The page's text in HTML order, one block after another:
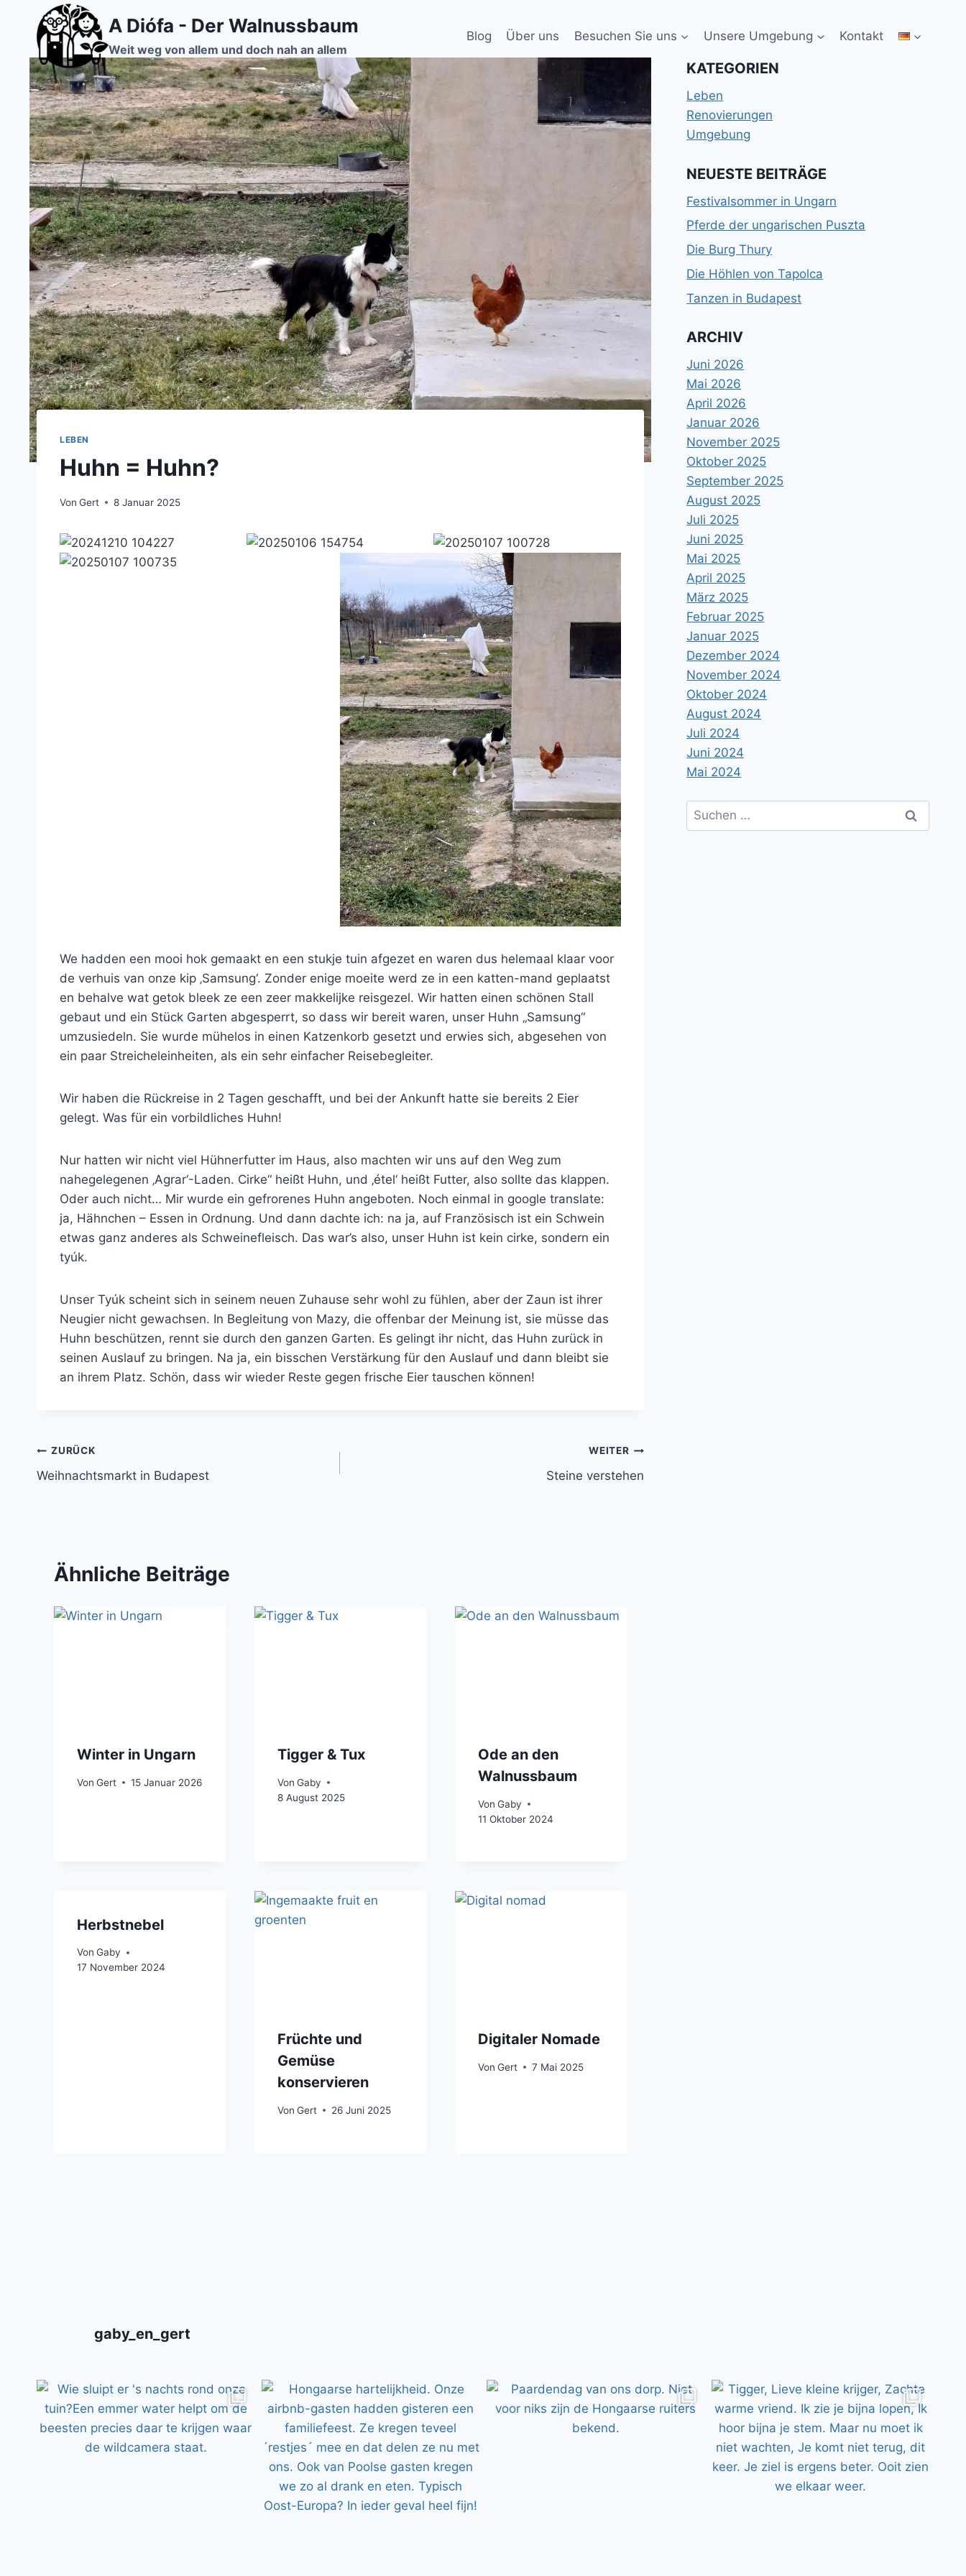
springen
A Diófa - Der Walnussbaum
Weit weg von allem und doch nah an allem
Blog Über uns Besuchen Sie uns Unsere Umgebung Kontakt
LEBEN
Huhn = Huhn?
Von Gert 8 Januar 2025
We hadden een mooi hok gemaakt en een stukje tuin afgezet en waren dus helemaal klaar voor
de verhuis van onze kip ‚Samsung‘. Zonder enige moeite werd ze in een katten-mand geplaatst
en behalve wat getok bleek ze een zeer makkelijke reisgezel. Wir hatten einen schönen Stall
gebaut und ein Stück Garten abgesperrt, so dass wir bereit waren, unser Huhn „Samsung“
umzusiedeln. Sie wurde mühelos in einen Katzenkorb gesetzt und erwies sich, abgesehen von
ein paar Streicheleinheiten, als ein sehr einfacher Reisebegleiter.
Wir haben die Rückreise in 2 Tagen geschafft, und bei der Ankunft hatte sie bereits 2 Eier
gelegt. Was für ein vorbildliches Huhn!
Nur hatten wir nicht viel Hühnerfutter im Haus, also machten wir uns auf den Weg zum
nahegelegenen ‚Agrar‘-Laden. Cirke“ heißt Huhn, und ‚étel‘ heißt Futter, also sollte das klappen.
Oder auch nicht… Mir wurde ein gefrorenes Huhn angeboten. Noch einmal in google translate:
ja, Hähnchen – Essen in Ordnung. Und dann dachte ich: na ja, auf Französisch ist ein Schwein
etwas ganz anderes als Schweinefleisch. Das war’s also, unser Huhn ist kein cirke, sondern ein
tyúk.
Unser Tyúk scheint sich in seinem neuen Zuhause sehr wohl zu fühlen, aber der Zaun ist ihrer
Neugier nicht gewachsen. In Begleitung von Mazy, die offenbar der Meinung ist, sie müsse das
Huhn beschützen, rennt sie durch den ganzen Garten. Es gelingt ihr nicht, das Huhn zurück in
seinen Auslauf zu bringen. Na ja, ein bisschen Verstärkung für den Auslauf und dann bleibt sie
an ihrem Platz. Schön, dass wir wieder Reste gegen frische Eier tauschen können!
Beitragsnavigation
ZURÜCK
Weihnachtsmarkt in Budapest
WEITER
Steine verstehen
Ähnliche Beiträge
Winter in Ungarn
Von Gert 15 Januar 2026
Tigger & Tux
Von Gaby
8 August 2025
Ode an den
Walnussbaum
Von Gaby
11 Oktober 2024
Herbstnebel
Von Gaby
17 November 2024
Früchte und
Gemüse
konservieren
Von Gert 26 Juni 2025
Digitaler Nomade
Von Gert 7 Mai 2025
KATEGORIEN
Leben
Renovierungen
Umgebung
NEUESTE BEITRÄGE
Festivalsommer in Ungarn
Pferde der ungarischen Puszta
Die Burg Thury
Die Höhlen von Tapolca
Tanzen in Budapest
ARCHIV
Juni 2026
Mai 2026
April 2026
Januar 2026
November 2025
Oktober 2025
September 2025
August 2025
Juli 2025
Juni 2025
Mai 2025
April 2025
März 2025
Februar 2025
Januar 2025
Dezember 2024
November 2024
Oktober 2024
August 2024
Juli 2024
Juni 2024
Mai 2024
Suchen
nach:
gaby_en_gert